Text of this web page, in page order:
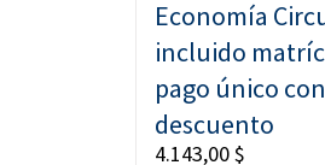
Economía
incluido
pago único
descuento
4.143,00$